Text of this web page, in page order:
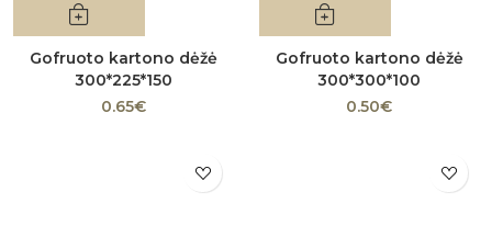
Gofruoto kartono dėžė
300*225*150
0.65€
Gofruoto kartono dėžė
300*300*100
0.50€